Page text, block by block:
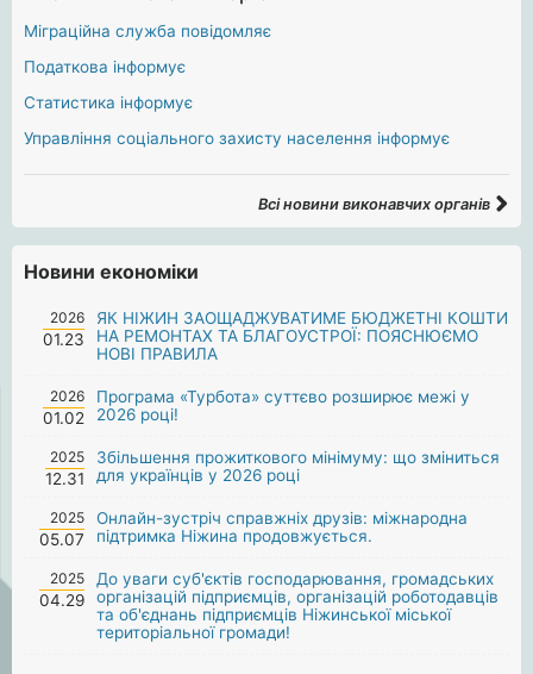
Міграційна служба повідомляє
Податкова інформує
Статистика інформує
Управління соціального захисту населення інформує
Всі новини виконавчих органів
Новини економіки
2026
01.23
ЯК НІЖИН ЗАОЩАДЖУВАТИМЕ БЮДЖЕТНІ КОШТИ
НА РЕМОНТАХ ТА БЛАГОУСТРОЇ: ПОЯСНЮЄМО
НОВІ ПРАВИЛА
2026
01.02
Програма «Турбота» суттєво розширює межі у
2026 році!
2025
12.31
Збільшення прожиткового мінімуму: що зміниться
для українців у 2026 році
2025
05.07
Онлайн-зустріч справжніх друзів: міжнародна
підтримка Ніжина продовжується.
2025
04.29
До уваги суб'єктів господарювання, громадських
організацій підприємців, організацій роботодавців
та об'єднань підприємців Ніжинської міської
територіальної громади!